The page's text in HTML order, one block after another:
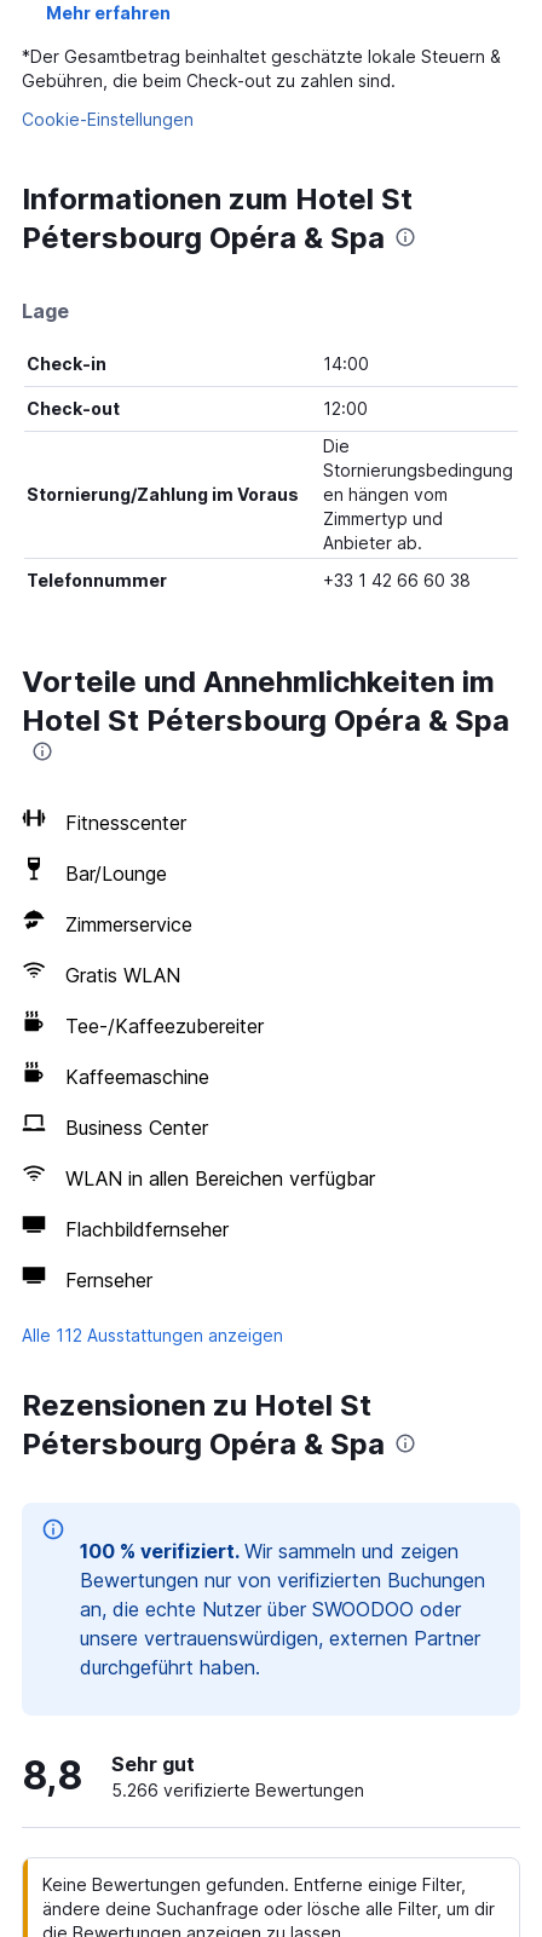
Mehr erfahren
*Der Gesamtbetrag beinhaltet geschätzte lokale Steuern &
Gebühren, die beim Check-out zu zahlen sind.
Cookie-Einstellungen
Informationen zum Hotel St
Pétersbourg Opéra & Spa
Lage
Check-in 14:00
Check-out 12:00
Stornierung/Zahlung im Voraus
Die
Stornierungsbedingung
en hängen vom
Zimmertyp und
Anbieter ab.
Telefonnummer
+33 1 42 66 60 38
Vorteile und Annehmlichkeiten im
Hotel St Pétersbourg Opéra & Spa
Fitnesscenter
Bar/Lounge
Zimmerservice
Gratis WLAN
Tee-/Kaffeezubereiter
Kaffeemaschine
Business Center
WLAN in allen Bereichen verfügbar
Flachbildfernseher
Fernseher
Alle 112 Ausstattungen anzeigen
Rezensionen zu Hotel St
Pétersbourg Opéra & Spa
100 % verifiziert. Wir sammeln und zeigen
Bewertungen nur von verifizierten Buchungen
an, die echte Nutzer über SWOODOO oder
unsere vertrauenswürdigen, externen Partner
durchgeführt haben.
8,8 Sehr gut
5.266 verifizierte Bewertungen
Keine Bewertungen gefunden. Entferne einige Filter,
ändere deine Suchanfrage oder lösche alle Filter, um dir
die Bewertungen anzeigen zu lassen.